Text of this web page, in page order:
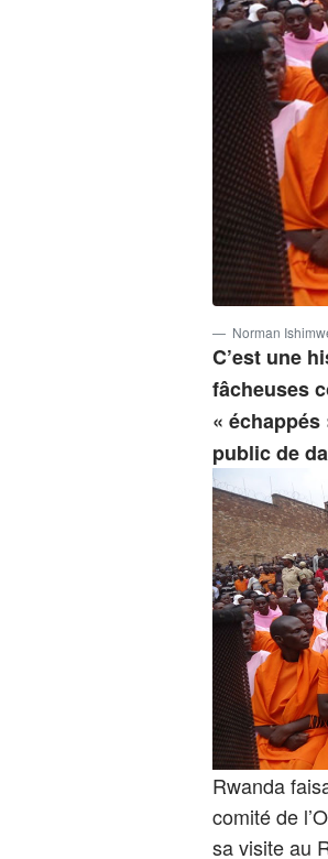
Norman
C’est une
fâcheuses
«
public de
Rwanda
comité de
sa visite au